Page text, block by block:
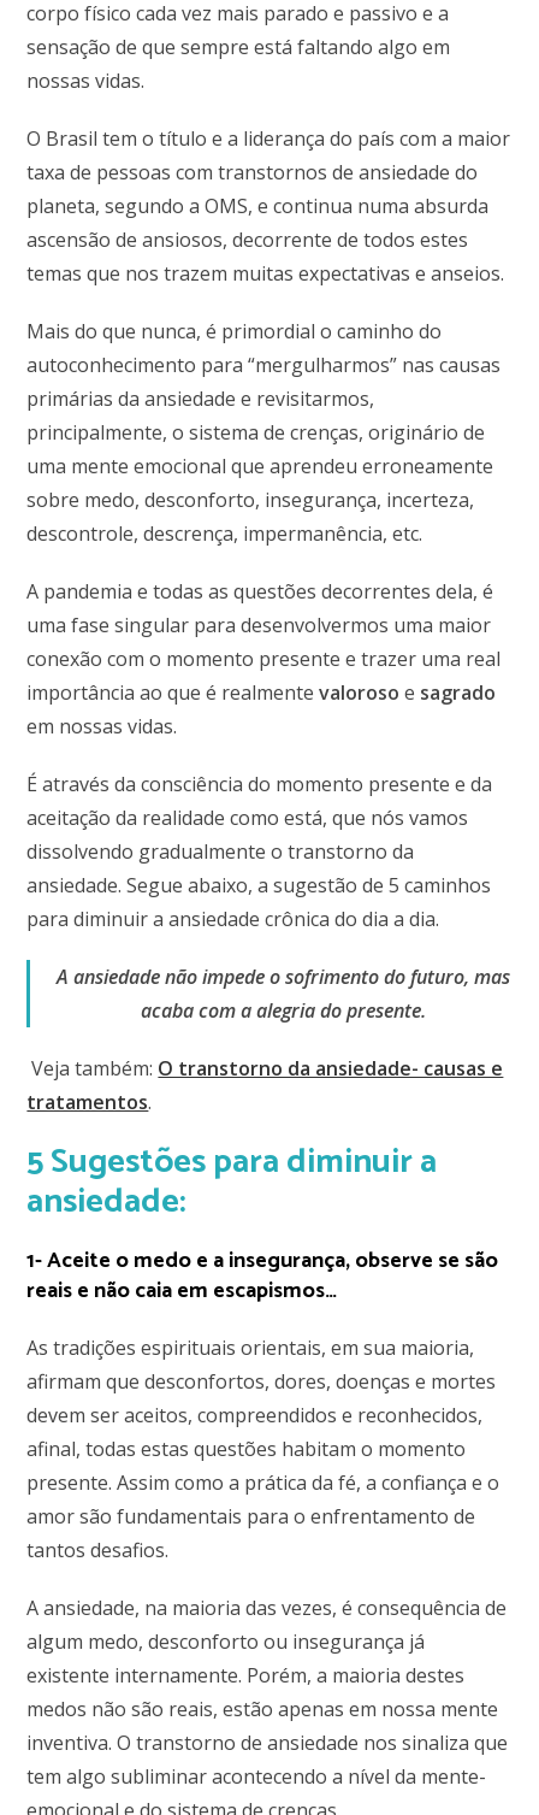
corpo físico cada vez mais parado e passivo e a
sensação de que sempre está faltando algo em
nossas vidas.
O Brasil tem o título e a liderança do país com a maior
taxa de pessoas com transtornos de ansiedade do
planeta, segundo a OMS, e continua numa absurda
ascensão de ansiosos, decorrente de todos estes
temas que nos trazem muitas expectativas e anseios.
Mais do que nunca, é primordial o caminho do
autoconhecimento para “mergulharmos” nas causas
primárias da ansiedade e revisitarmos,
principalmente, o sistema de crenças, originário de
uma mente emocional que aprendeu erroneamente
sobre medo, desconforto, insegurança, incerteza,
descontrole, descrença, impermanência, etc.
A pandemia e todas as questões decorrentes dela, é
uma fase singular para desenvolvermos uma maior
conexão com o momento presente e trazer uma real
importância ao que é realmentevaloroso e sagrado
em nossas vidas.
É através da consciência do momento presente e da
aceitação da realidade como está, que nós vamos
dissolvendo gradualmente o transtorno da
ansiedade. Segue abaixo, a sugestão de 5 caminhos
para diminuir a ansiedade crônica do dia a dia.
A ansiedade não impede o sofrimento do futuro, mas
acaba com a alegria do presente.
Veja também: O transtorno da ansiedade- causas e
tratamentos.
5 Sugestões para diminuir a
ansiedade:
1- Aceite o medo e a insegurança, observe se são
reais e não caia em escapismos…
As tradições espirituais orientais, em sua maioria,
afirmam que desconfortos, dores, doenças e mortes
devem ser aceitos, compreendidos e reconhecidos,
afinal, todas estas questões habitam o momento
presente. Assim como a prática da fé, a confiança e o
amor são fundamentais para o enfrentamento de
tantos desafios.
A ansiedade, na maioria das vezes, é consequência de
algum medo, desconforto ou insegurança já
existente internamente. Porém, a maioria destes
medos não são reais, estão apenas em nossa mente
inventiva. O transtorno de ansiedade nos sinaliza que
tem algo subliminar acontecendo a nível da mente-